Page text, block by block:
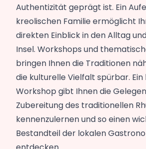
Authentizität geprägt ist. Ein
kreolischen Familie ermöglicht
direkten Einblick in den Alltag
Insel. Workshops und
bringen Ihnen die Traditionen
die kulturelle Vielfalt spürbar.
Workshop gibt Ihnen die
Zubereitung des traditionellen
kennenzulernen und so einen
Bestandteil der lokalen